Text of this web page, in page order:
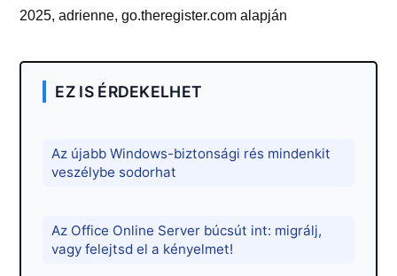
2025, adrienne, go.theregister.com alapján
EZ IS ÉRDEKELHET
Az újabb Windows-biztonsági rés mindenkit
veszélybe sodorhat
Az Office Online Server búcsút int: migrálj,
vagy felejtsd el a kényelmet!